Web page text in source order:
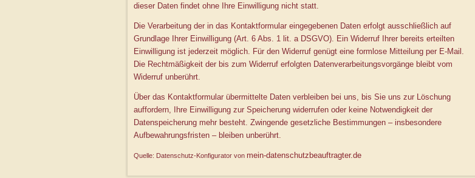
dieser Daten findet ohne Ihre Einwilligung nicht statt.
Die Verarbeitung der in das Kontaktformular eingegebenen Daten erfolgt ausschließlich auf
Grundlage Ihrer Einwilligung (Art. 6 Abs. 1 lit. a DSGVO). Ein Widerruf Ihrer bereits erteilten
Einwilligung ist jederzeit möglich. Für den Widerruf genügt eine formlose Mitteilung per E-Mail.
Die Rechtmäßigkeit der bis zum Widerruf erfolgten Datenverarbeitungsvorgänge bleibt vom
Widerruf unberührt.
Über das Kontaktformular übermittelte Daten verbleiben bei uns, bis Sie uns zur Löschung
auffordern, Ihre Einwilligung zur Speicherung widerrufen oder keine Notwendigkeit der
Datenspeicherung mehr besteht. Zwingende gesetzliche Bestimmungen – insbesondere
Aufbewahrungsfristen – bleiben unberührt.
Quelle: Datenschutz-Konfigurator von mein-datenschutzbeauftragter.de